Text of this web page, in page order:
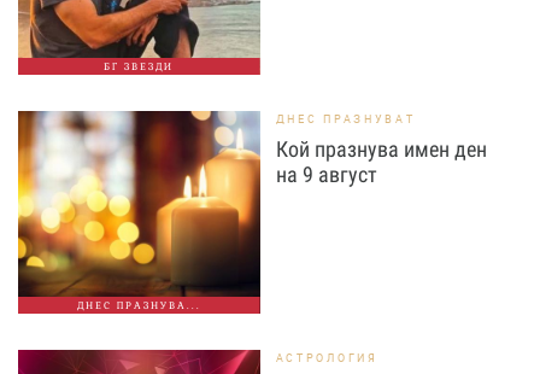
БГ ЗВЕЗДИ
ДНЕС ПРАЗНУВА...
ДНЕС ПРАЗНУВАТ
Кой празнува имен ден
на 9 август
АСТРОЛОГИЯ